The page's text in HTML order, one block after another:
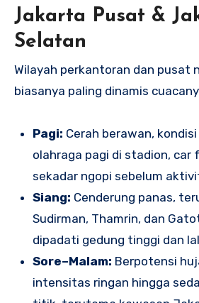
Jakarta Pusat &
Selatan
Wilayah perkantoran dan pusat
biasanya paling dinamis
Pagi: Cerah berawan,
olahraga pagi di stadion, car
sekadar ngopi sebelum
Siang: Cenderung panas,
Sudirman, Thamrin, dan
dipadati gedung tinggi dan
Sore–Malam: Berpotensi
intensitas ringan hingga